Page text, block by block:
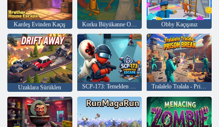
Kardeş Evinden Kaçış Korku Büyükanne Oyun Odası Obby Kaçışınız
Uzaklara Sürüklen SCP-173: Temelden Kaçış Tralalelo Tralala - Prison Break